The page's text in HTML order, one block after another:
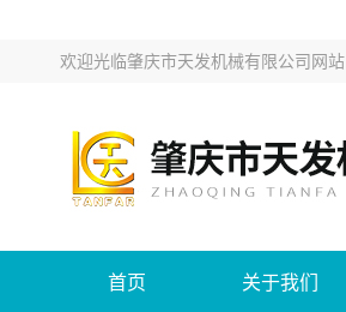
欢迎光临肇庆市天发机械有限公司网站
首页 关于我们